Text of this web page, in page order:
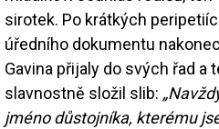
sirotek. Po krátkých
úředního dokumentu
Gavina přijaly do svých řad a
slavnostně složil slib:
jméno důstojníka, kterému